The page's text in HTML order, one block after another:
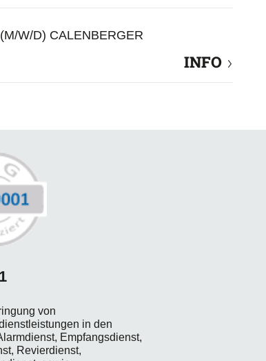
W/D) CALENBERGER
INFO
von
in den
Empfangsdienst,
Revierdienst,